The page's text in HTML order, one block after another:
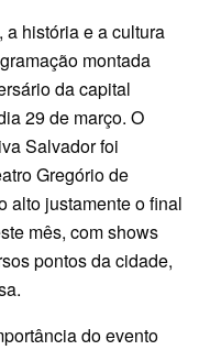
história e a cultura
montada
da capital
29 de março. O
Salvador foi
Gregório de
alto justamente o final
mês, com shows
pontos da cidade,
do evento